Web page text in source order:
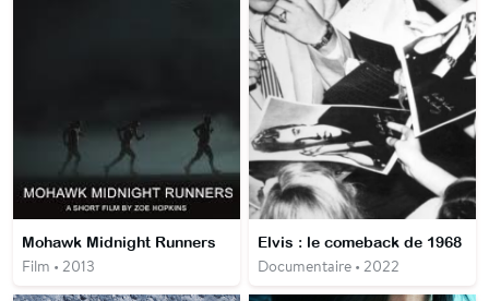
Mohawk Midnight Runners
Film • 2013
Elvis : le comeback de 1968
Documentaire • 2022